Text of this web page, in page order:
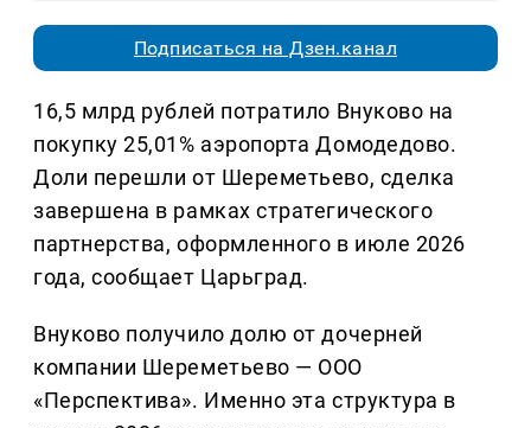
Подписаться на Дзен.канал
16,5 млрд рублей потратило Внуково на
покупку 25,01% аэропорта Домодедово.
Доли перешли от Шереметьево, сделка
завершена в рамках стратегического
партнерства, оформленного в июле 2026
года, сообщает Царьград.
Внуково получило долю от дочерней
компании Шереметьево — ООО
«Перспектива». Именно эта структура в